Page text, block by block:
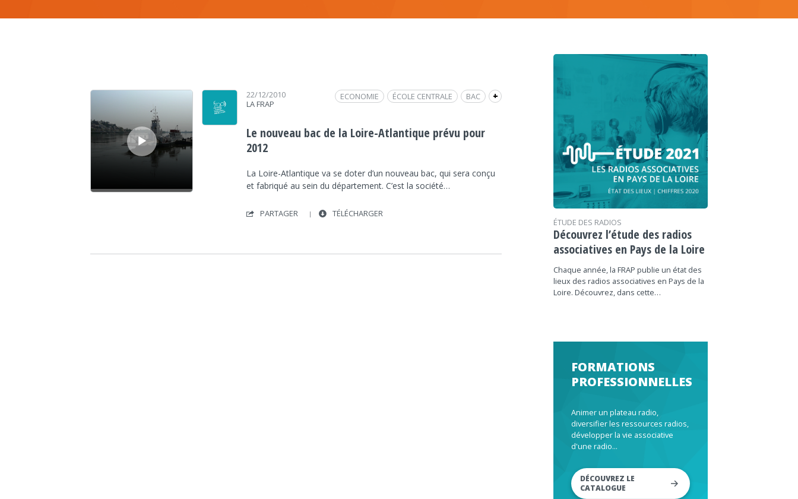
Lecteur audio
22/12/2010
LA FRAP
+
BAC
ÉCOLE CENTRALE
ECONOMIE
LOIRE
MERRÉ
OLIVIER DOUCY
Le nouveau bac de la Loire-Atlantique prévu pour
2012
La Loire-Atlantique va se doter d’un nouveau bac, qui sera conçu
et fabriqué au sein du département. C’est la société…
PARTAGER
TÉLÉCHARGER
ÉTUDE DES RADIOS
Découvrez l’étude des radios
associatives en Pays de la Loire
Chaque année, la FRAP publie un état des
lieux des radios associatives en Pays de la
Loire. Découvrez, dans cette…
FORMATIONS
PROFESSIONNELLES
Animer un plateau radio,
diversifier les ressources radios,
développer la vie associative
d'une radio...
DÉCOUVREZ LE
CATALOGUE